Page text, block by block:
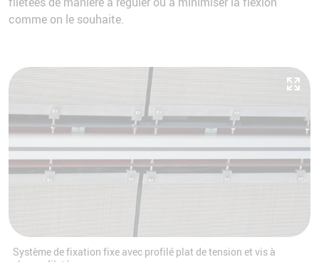
comme on le souhaite.
Système de fixation fixe avec profilé plat de tension et vis à